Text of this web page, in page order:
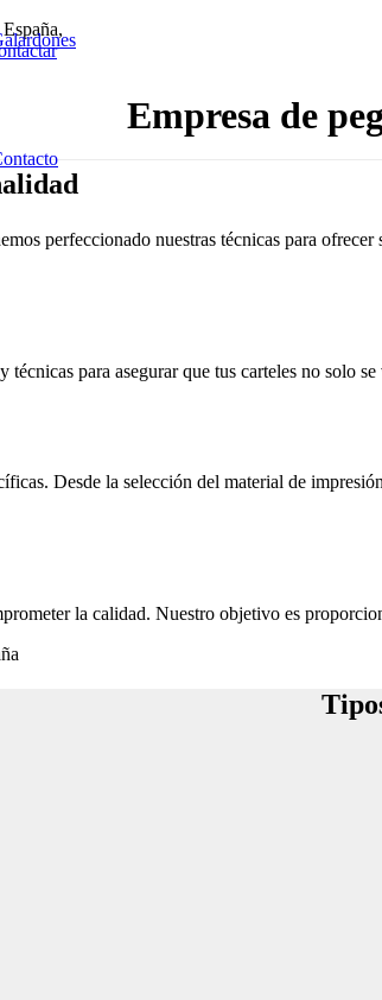
Empresa de
perfeccionado nuestras técnicas para
para asegurar que tus carteles no solo
Desde la selección del material de
la calidad. Nuestro objetivo es